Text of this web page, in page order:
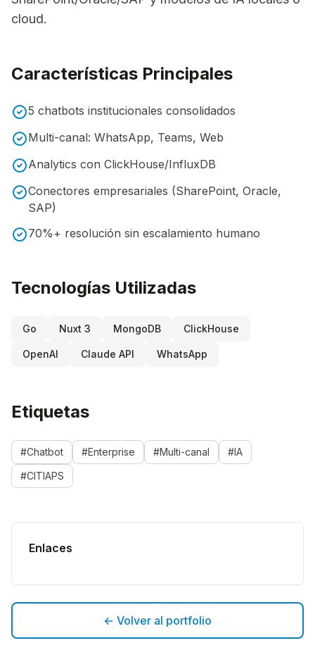
cloud.
Características Principales
5 chatbots institucionales consolidados
Multi-canal: WhatsApp, Teams, Web
Analytics con ClickHouse/InfluxDB
Conectores empresariales (SharePoint, Oracle,
SAP)
70%+ resolución sin escalamiento humano
Tecnologías Utilizadas
Go Nuxt 3 MongoDB ClickHouse
OpenAI Claude API WhatsApp
Etiquetas
#Chatbot #Enterprise #Multi-canal
#IA
#CITIAPS
Enlaces
← Volver al portfolio